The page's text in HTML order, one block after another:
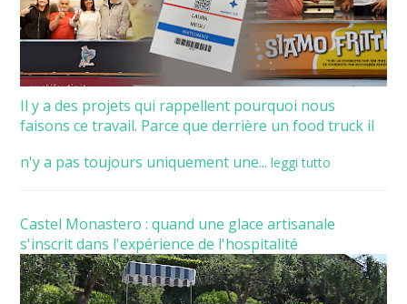
Il y a des projets qui rappellent pourquoi nous
faisons ce travail. Parce que derrière un food truck il
n'y a pas toujours uniquement une... leggi tutto
Castel Monastero : quand une glace artisanale
s'inscrit dans l'expérience de l'hospitalité